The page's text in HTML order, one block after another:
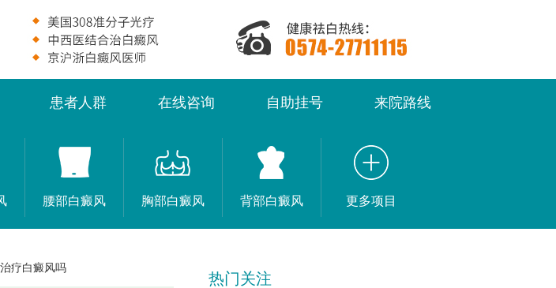
患者人群 在线咨询 自助挂号 来院路线
腰部白癜风 胸部白癜风 背部白癜风 更多项目
疗白癜风吗
热门关注